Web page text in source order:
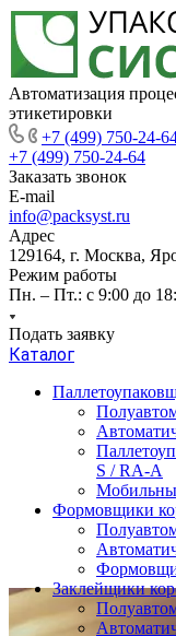
Автоматизация
этикетировки
+7 (499) 750-24-
+7 (499) 750-24-64
Заказать звонок
E-mail
info@packsyst.ru
Адрес
129164, г. Москва,
Режим работы
Пн. – Пт.: с 9:00 до
Подать заявку
Каталог
S / RA-A
Формовщики
Заклейщики